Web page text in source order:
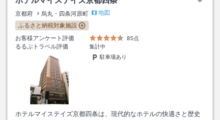
京都府 烏丸・四条河原町
地図
ふるさと納税対象施設
お客様アンケート評価
85点
るるぶトラベル評価
集計中
駐車場あり
ホテルマイステイズ京都四条は、現代的なホテルの快適さと歴史